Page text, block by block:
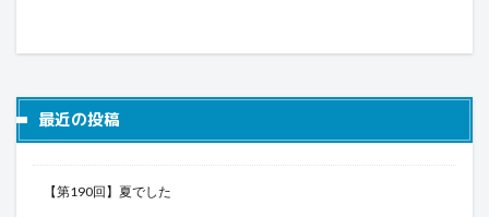
最近の投稿
【第190回】夏でした